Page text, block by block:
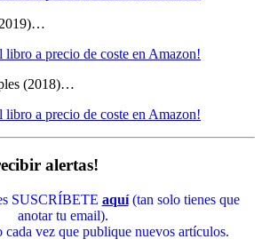
(2018)…
alertas!
SUSCRÍBETE aquí(tan solo tienes que
anotar tu email).
cada vez que publique nuevos artículos.